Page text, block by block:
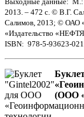
2013. – 472 с. © В.Г.
Салимов, 2013; © ОАО
«Издательство
ISBN: 978-5-93623-
(ООО